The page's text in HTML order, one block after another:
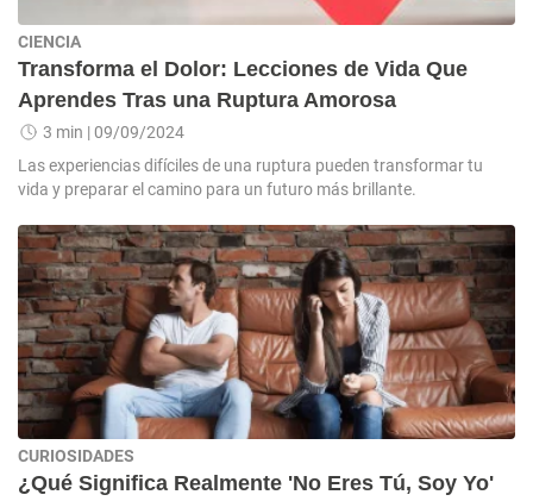
CIENCIA
Transforma el Dolor: Lecciones de Vida Que
Aprendes Tras una Ruptura Amorosa
3 min | 09/09/2024
Las experiencias difíciles de una ruptura pueden transformar tu
vida y preparar el camino para un futuro más brillante.
CURIOSIDADES
¿Qué Significa Realmente 'No Eres Tú, Soy Yo'